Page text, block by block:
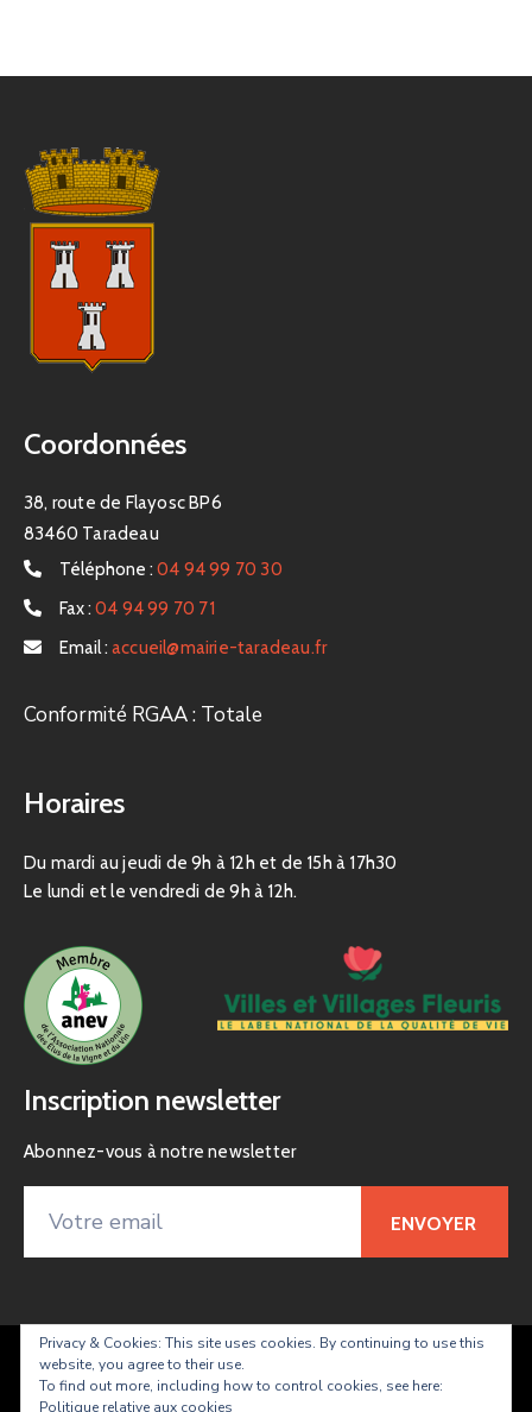
Coordonnées
38, route de Flayosc BP6
83460 Taradeau
Téléphone : 04 94 99 70 30
Fax : 04 94 99 70 71
Email : accueil@mairie-taradeau.fr
Conformité RGAA : Totale
Horaires
Du mardi au jeudi de 9h à 12h et de 15h à 17h30
Le lundi et le vendredi de 9h à 12h.
Inscription newsletter
Abonnez-vous à notre newsletter
Taradeau – site officiel de la commune
Privacy & Cookies: This site uses cookies. By continuing to use this
website, you agree to their use.
To find out more, including how to control cookies, see here:
Politique relative aux cookies